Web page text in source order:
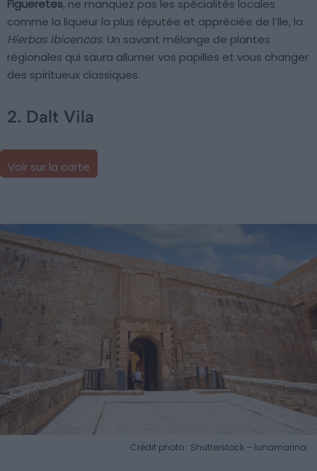
Figueretes, ne manquez pas les spécialités locales
comme la liqueur la plus réputée et appréciée de l’île, la
Hierbas Ibicencas. Un savant mélange de plantes
régionales qui saura allumer vos papilles et vous changer
des spiritueux classiques.
2. Dalt Vila
Voir sur la carte
Crédit photo : Shutterstock – lunamarina